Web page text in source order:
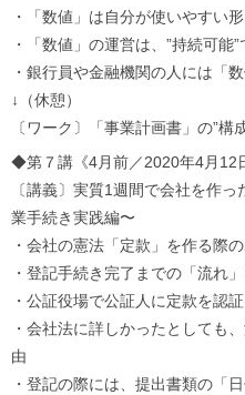
・「数値」は自分が使いやすい
・「数値」の運営は、”持続可能
・銀行員や金融機関の人には「
↓（休憩）
〔ワーク〕「事業計画書」の”構
◆第７講《4月前／2020年4月12
〔講義〕実質1週間で会社を作
業手続き実践編〜
・会社の憲法「定款」を作る際
・登記手続き完了までの「流れ
・公証役場で公証人に定款を認
・会社法に詳しかったとしても
由
・登記の際には、提出書類の「